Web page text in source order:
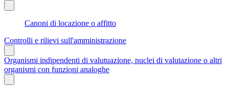
Canoni di locazione o affitto
Controlli e rilievi sull'amministrazione
Organismi indipendenti di valutuazione, nuclei di valutazione o altri
organismi con funzioni analoghe